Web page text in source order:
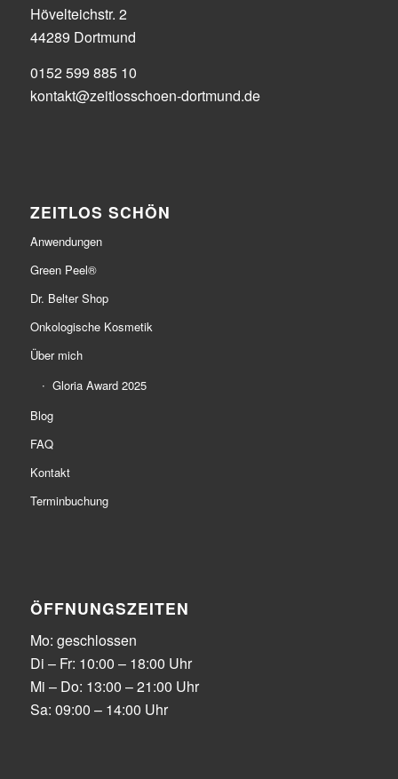
Hövelteichstr. 2
44289 Dortmund
0152 599 885 10
kontakt@zeitlosschoen-dortmund.de
ZEITLOS SCHÖN
Anwendungen
Green Peel®
Dr. Belter Shop
Onkologische Kosmetik
Über mich
Gloria Award 2025
Blog
FAQ
Kontakt
Terminbuchung
ÖFFNUNGSZEITEN
Mo: geschlossen
Di – Fr: 10:00 – 18:00 Uhr
Mi – Do: 13:00 – 21:00 Uhr
Sa: 09:00 – 14:00 Uhr